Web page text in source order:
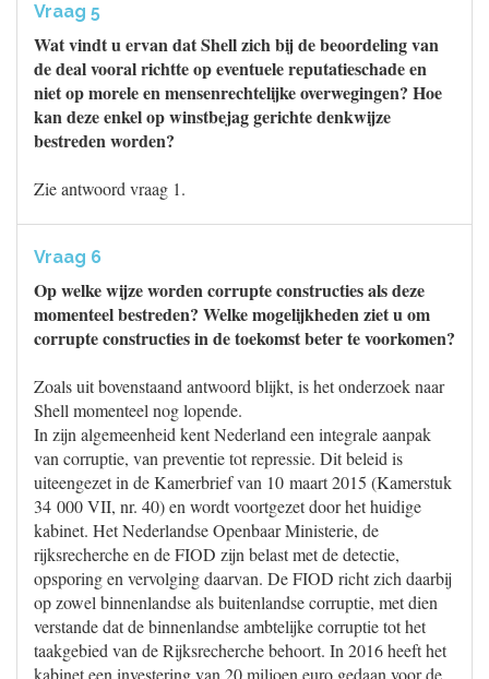
Vraag 5
Wat vindt u ervan dat Shell zich bij de beoordeling van
de deal vooral richtte op eventuele reputatieschade en
niet op morele en mensenrechtelijke overwegingen? Hoe
kan deze enkel op winstbejag gerichte denkwijze
bestreden worden?
Zie antwoord vraag 1.
Vraag 6
Op welke wijze worden corrupte constructies als deze
momenteel bestreden? Welke mogelijkheden ziet u om
corrupte constructies in de toekomst beter te voorkomen?
Zoals uit bovenstaand antwoord blijkt, is het onderzoek naar
Shell momenteel nog lopende.
In zijn algemeenheid kent Nederland een integrale aanpak
van corruptie, van preventie tot repressie. Dit beleid is
uiteengezet in de Kamerbrief van 10 maart 2015 (Kamerstuk
34 000 VII, nr. 40) en wordt voortgezet door het huidige
kabinet. Het Nederlandse Openbaar Ministerie, de
rijksrecherche en de FIOD zijn belast met de detectie,
opsporing en vervolging daarvan. De FIOD richt zich daarbij
op zowel binnenlandse als buitenlandse corruptie, met dien
verstande dat de binnenlandse ambtelijke corruptie tot het
taakgebied van de Rijksrecherche behoort. In 2016 heeft het
kabinet een investering van 20 miljoen euro gedaan voor de